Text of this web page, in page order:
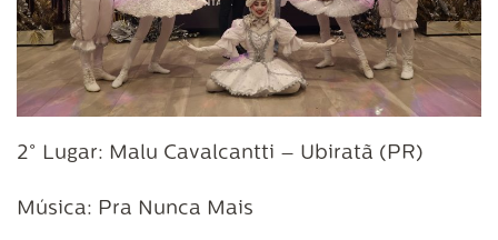
2° Lugar: Malu Cavalcantti – Ubiratã (PR)
Música: Pra Nunca Mais